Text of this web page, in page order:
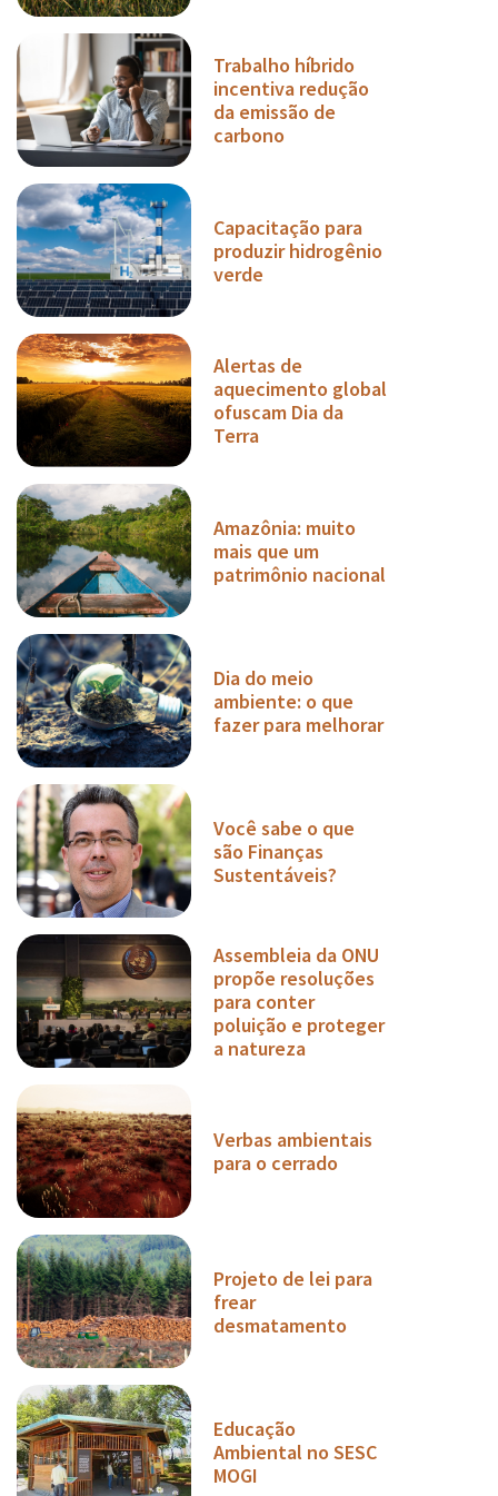
Trabalho híbrido
incentiva redução
da emissão de
carbono
Capacitação para
produzir hidrogênio
verde
Alertas de
aquecimento global
ofuscam Dia da
Terra
Amazônia: muito
mais que um
patrimônio nacional
Dia do meio
ambiente: o que
fazer para melhorar
Você sabe o que
são Finanças
Sustentáveis?
Assembleia da ONU
propõe resoluções
para conter
poluição e proteger
a natureza
Verbas ambientais
para o cerrado
Projeto de lei para
frear
desmatamento
Educação
Ambiental no SESC
MOGI